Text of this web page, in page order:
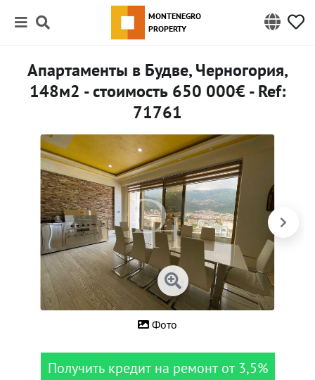
MONTENEGRO
PROPERTY
Апартаменты в Будве, Черногория,
148м2 - стоимость 650 000€ - Ref:
71761
Фото
Получить кредит на ремонт от 3,5%